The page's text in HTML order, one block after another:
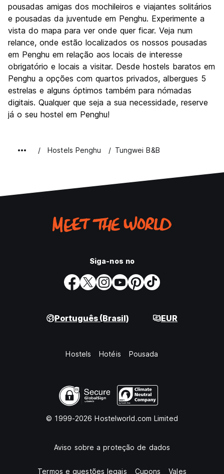
Custo-beneficio
8.0
pousadas amigas dos mochileiros e viajantes solitários
e pousadas da juventude em Penghu. Experimente a
vista do mapa para ver onde quer ficar. Veja num
relance, onde estão localizados os nossos pousadas
em Penghu em relação aos locais de interesse
obrigatório e locais a visitar. Desde hostels baratos em
Penghu a opções com quartos privados, albergues 5
estrelas e alguns óptimos também para nómadas
digitais. Qualquer que seja a sua necessidade, reserve
já o seu hostel em Penghu!
Hostels Penghu Tungwei B&B
Siga-nos no
Português (Brasil) EUR
Hostels Hotéis Pousada
© 1999-2026 Hostelworld.com Limited
Aviso sobre a proteção de dados
Termos e questões legais Cupons Vales